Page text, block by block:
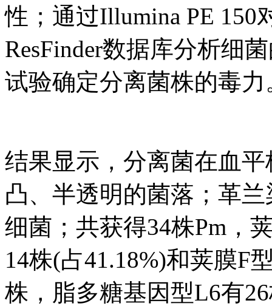
性；通过Illumina PE
ResFinder数据库分析细
试验确定分离菌株的毒力
结果显示，分离菌在血
凸、半透明的菌落；革
细菌；共获得34株Pm，
14株(占41.18%)和荚膜F
株，脂多糖基因型L6有